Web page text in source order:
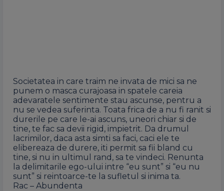
Societatea in care traim ne invata de mici sa ne
punem o masca curajoasa in spatele careia
adevaratele sentimente stau ascunse, pentru a
nu se vedea suferinta. Toata frica de a nu fi ranit si
durerile pe care le-ai ascuns, uneori chiar si de
tine, te fac sa devii rigid, impietrit. Da drumul
lacrimilor, daca asta simti sa faci, caci ele te
elibereaza de durere, iti permit sa fii bland cu
tine, si nu in ultimul rand, sa te vindeci. Renunta
la delimitarile ego-ului intre “eu sunt” si “eu nu
sunt” si reintoarce-te la sufletul si inima ta.
Rac – Abundenta